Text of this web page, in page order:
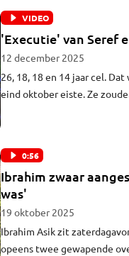
VIDEO
'Executie' van Seref
12 december 2025
26, 18, 18 en 14 jaar cel.
eind oktober eiste. Ze
0:56
Ibrahim zwaar
was'
19 oktober 2025
Ibrahim Asik zit
opeens twee gewapende